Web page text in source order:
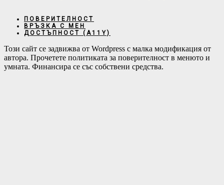
ПОВЕРИТЕЛНОСТ
ВРЪЗКА С МЕН
ДОСТЪПНОСТ (А11Y)
Този сайт се задвижва от Wordpress с малка модификация от
автора. Прочетете политиката за поверителност в менюто и
умната. Финансира се със собствени средства.